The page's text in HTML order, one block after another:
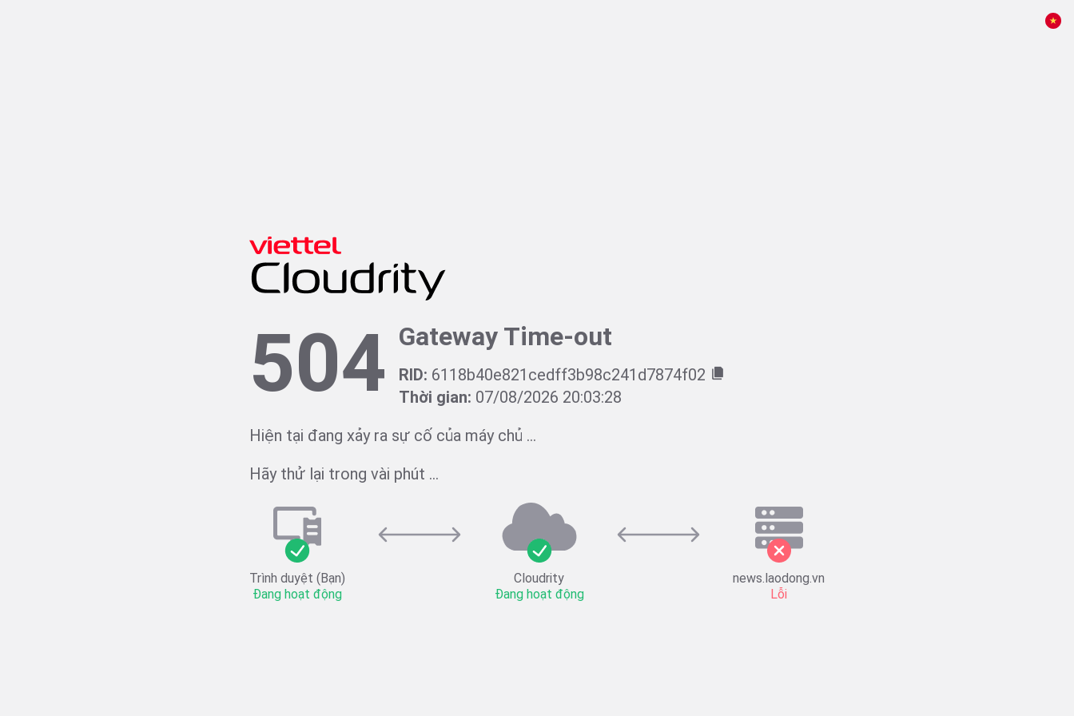
504 Gateway Time-out
RID: 6118b40e821cedff3b98c241d7874f02
Thời gian: 07/08/2026 20:03:28
Hiện tại đang xảy ra sự cố của máy chủ ...
Hãy thử lại trong vài phút ...
Trình duyệt (Bạn)
Đang hoạt động
Cloudrity
Đang hoạt động
news.laodong.vn
Lỗi